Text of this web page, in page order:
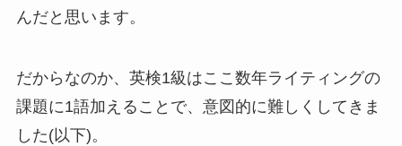
んだと思います。
だからなのか、英検1級はここ数年ライティングの
課題に1語加えることで、意図的に難しくしてきま
した(以下)。